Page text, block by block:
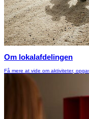
Om lokalafdelingen
Få mere at vide om aktiviteter,